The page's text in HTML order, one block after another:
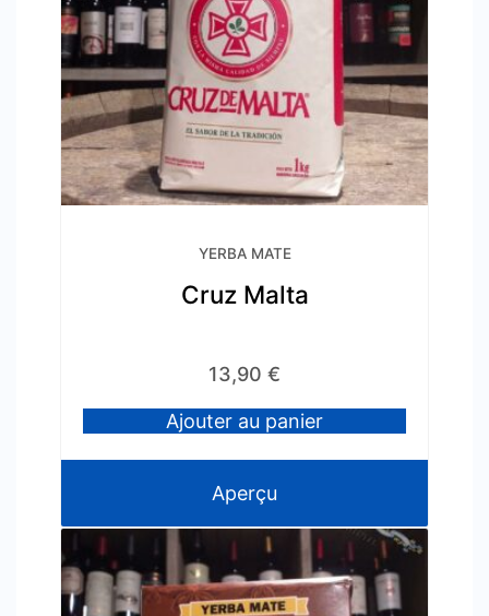
YERBA MATE
Cruz Malta
13,90 €
Ajouter au panier
Aperçu